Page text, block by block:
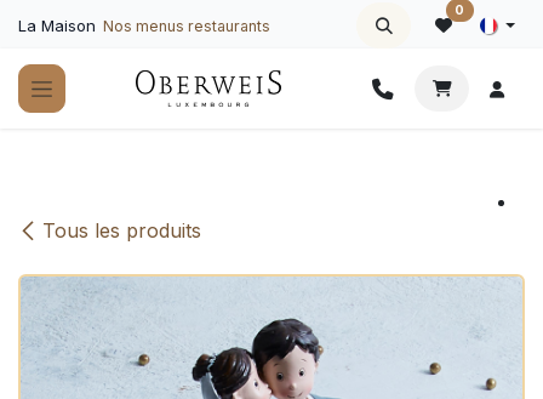
La Maison Nos menus restaurants
0
Tous les produits